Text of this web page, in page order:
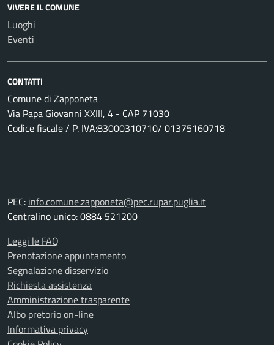
VIVERE IL COMUNE
Luoghi
Eventi
CONTATTI
Comune di Zapponeta
Via Papa Giovanni XXIII, 4 - CAP 71030
Codice fiscale / P. IVA:83000310710/ 01375160718
PEC: info.comune.zapponeta@pec.rupar.puglia.it
Centralino unico: 0884 521200
Leggi le FAQ
Prenotazione appuntamento
Segnalazione disservizio
Richiesta assistenza
Amministrazione trasparente
Albo pretorio on-line
Informativa privacy